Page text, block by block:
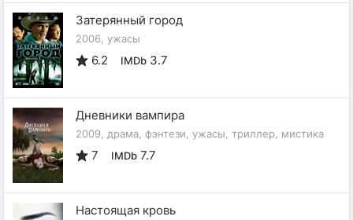
Затерянный город
2006, ужасы
6.2 IMDb 3.7
Дневники вампира
2009, драма, фэнтези, ужасы, триллер, мистика
7 IMDb 7.7
Настоящая кровь